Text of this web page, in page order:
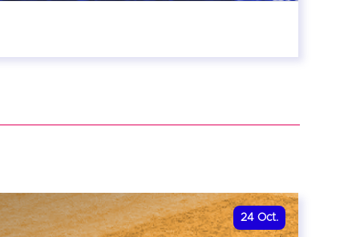
24 Oct.